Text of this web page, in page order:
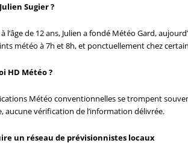
Sugier ?
à l’âge de 12 ans, Julien a fondé Météo Gard,
météo à 7h et 8h, et ponctuellement chez
HD Météo ?
Météo conventionnelles se trompent
aucune vérification de l’information délivrée.
un réseau de prévisionnistes locaux